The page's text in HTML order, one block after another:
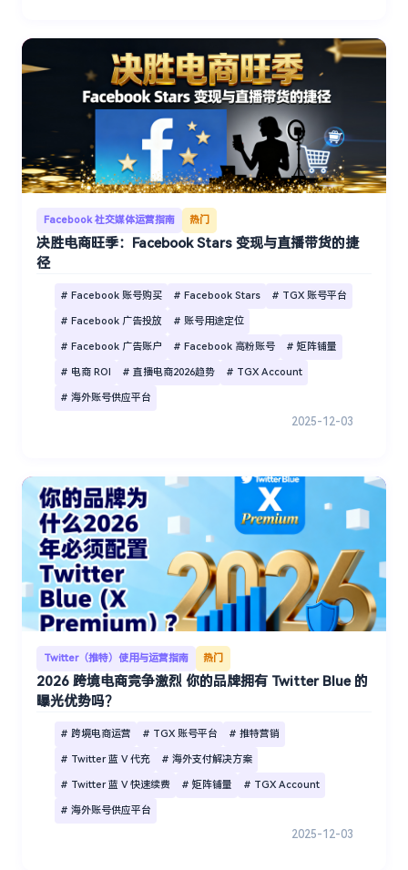
Facebook 社交媒体运营指南 热门
决胜电商旺季：Facebook Stars 变现与直播带货的捷
径
# Facebook 账号购买 # Facebook Stars # TGX 账号平台
# Facebook 广告投放 # 账号用途定位
# Facebook 广告账户 # Facebook 高粉账号 # 矩阵铺量
# 电商 ROI # 直播电商2026趋势 # TGX Account
# 海外账号供应平台
2025-12-03
Twitter（推特）使用与运营指南 热门
2026 跨境电商竞争激烈 你的品牌拥有 Twitter Blue 的
曝光优势吗？
# 跨境电商运营 # TGX 账号平台 # 推特营销
# Twitter 蓝 V 代充 # 海外支付解决方案
# Twitter 蓝 V 快速续费 # 矩阵铺量 # TGX Account
# 海外账号供应平台
2025-12-03